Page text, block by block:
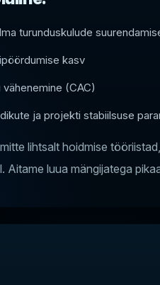
turunduskulude
kasv
vähenemine (CAC)
ja projekti stabiilsuse
lihtsalt hoidmise
Aitame luua mängijatega